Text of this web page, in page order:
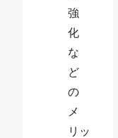
強
化
な
ど
の
メ
リッ